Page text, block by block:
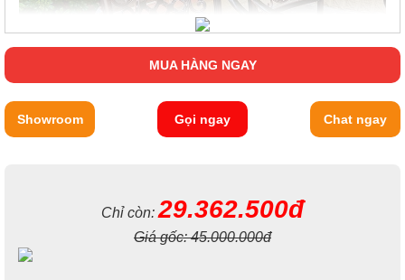
Với ba màu: trắng, đen, nâu đồng bất cứ không gian nào của
MUA HÀNG NGAY
Showroom Gọi ngay Chat ngay
Chỉ còn:29.362.500đ
Giá gốc:45.000.000đ